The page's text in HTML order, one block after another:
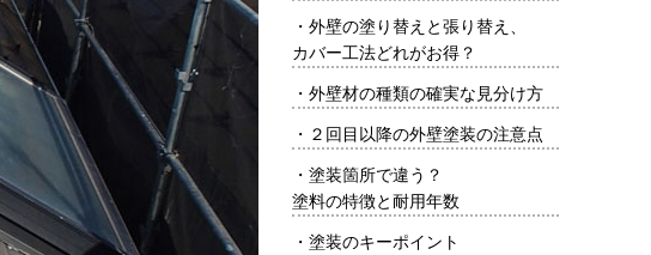
・ 外壁の塗り替えと張り替え、
カバー工法どれがお得？
・ 外壁材の種類の確実な見分け方
・ ２回目以降の外壁塗装の注意点
・ 塗装箇所で違う？
塗料の特徴と耐用年数
・ 塗装のキーポイント